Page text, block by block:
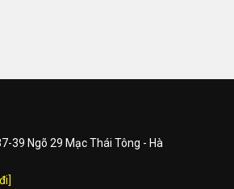
39 Ngõ 29 Mạc Thái Tông - Hà